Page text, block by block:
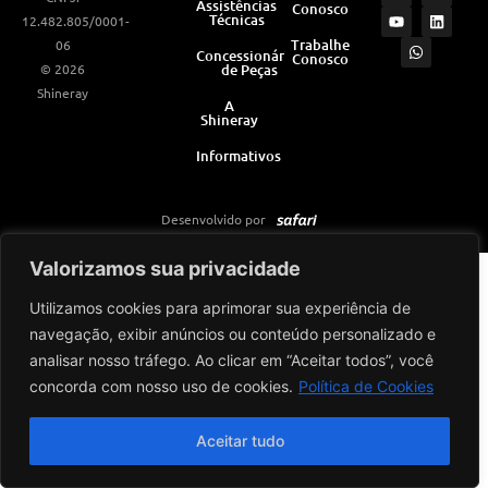
Valorizamos sua privacidade
Utilizamos cookies para aprimorar sua experiência de
navegação, exibir anúncios ou conteúdo personalizado e
analisar nosso tráfego. Ao clicar em “Aceitar todos”, você
concorda com nosso uso de cookies. Política de Cookies
Aceitar tudo
12.482.805/0001-
06
© 2026
Shineray
Assistências
Técnicas
Concessionárias
de Peças
A
Shineray
Informativos
Conosco
Trabalhe
Conosco
s
t
a
c
e
u
t
u
n
k
a
s
a
Desenvolvido por